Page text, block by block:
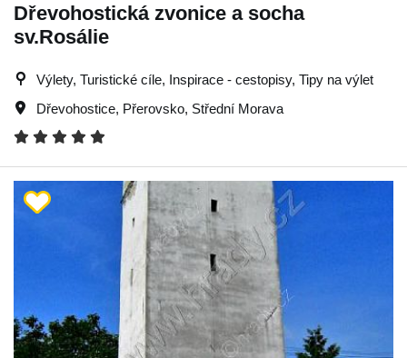
Dřevohostická zvonice a socha
sv.Rosálie
Výlety, Turistické cíle, Inspirace - cestopisy, Tipy na výlet
Dřevohostice, Přerovsko, Střední Morava